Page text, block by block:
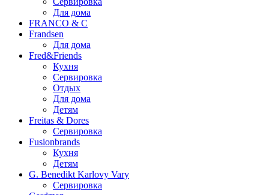
Для дома
FRANCO & C
Frandsen
Для дома
Fred&Friends
Кухня
Сервировка
Отдых
Для дома
Детям
Freitas & Dores
Сервировка
Fusionbrands
Кухня
Детям
G. Benedikt Karlovy Vary
Сервировка